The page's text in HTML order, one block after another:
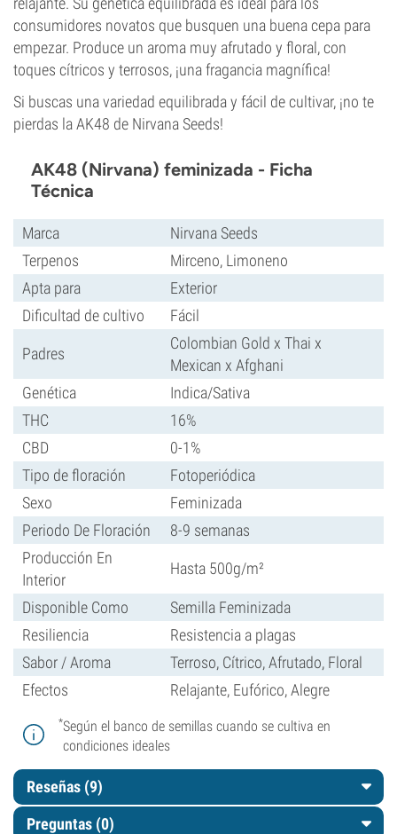
consumidores novatos que busquen una buena cepa para
empezar. Produce un aroma muy afrutado y floral, con
toques cítricos y terrosos, ¡una fragancia magnífica!
Si buscas una variedad equilibrada y fácil de cultivar, ¡no te
pierdas la AK48 de Nirvana Seeds!
AK48 (Nirvana) feminizada - Ficha
Técnica
Marca
Nirvana Seeds
Terpenos
Mirceno, Limoneno
Apta para
Exterior
Dificultad de cultivo
Fácil
Padres
Colombian Gold x Thai x
Mexican x Afghani
Genética
Indica/Sativa
THC
16%
CBD
0-1%
Tipo de floración
Fotoperiódica
Sexo
Feminizada
Periodo De Floración
8-9 semanas
Producción En
Interior
Hasta 500g/m²
Disponible Como
Semilla Feminizada
Resiliencia
Resistencia a plagas
Sabor / Aroma
Terroso, Cítrico, Afrutado, Floral
Efectos
Relajante, Eufórico, Alegre
*Según el banco de semillas cuando se cultiva en
condiciones ideales
Reseñas (9)
Preguntas (0)